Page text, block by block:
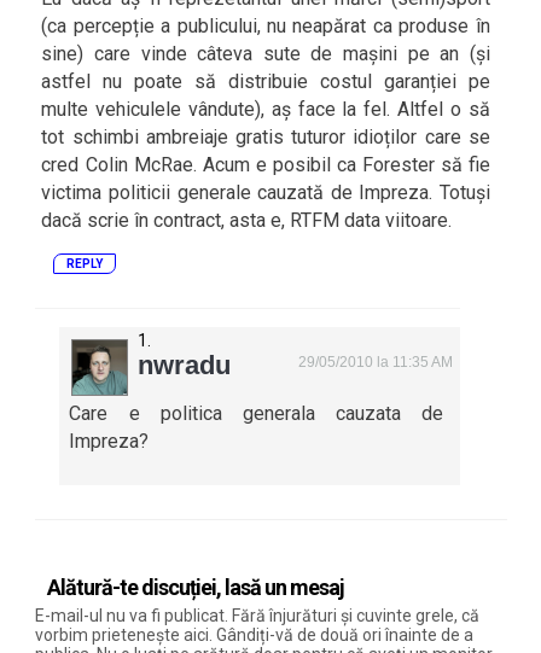
(ca percepție a publicului, nu neapărat ca produse în
sine) care vinde câteva sute de mașini pe an (și
astfel nu poate să distribuie costul garanției pe
multe vehiculele vândute), aș face la fel. Altfel o să
tot schimbi ambreiaje gratis tuturor idioților care se
cred Colin McRae. Acum e posibil ca Forester să fie
victima politicii generale cauzată de Impreza. Totuși
dacă scrie în contract, asta e, RTFM data viitoare.
REPLY
nwradu 29/05/2010 la 11:35 AM
Care e politica generala cauzata de
Impreza?
Alătură-te discuției, lasă un mesaj
E-mail-ul nu va fi publicat. Fără înjurături și cuvinte grele, că
vorbim prietenește aici. Gândiți-vă de două ori înainte de a